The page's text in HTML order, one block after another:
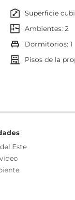
y 2 placares.
superficie
ambientes: 2
dormitorios: 1
pisos de la
Lavadero
Este